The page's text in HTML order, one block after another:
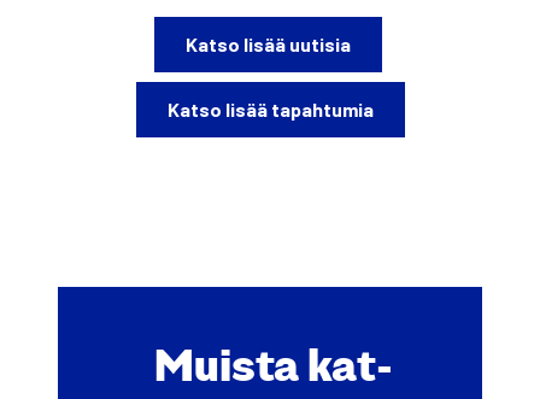
Kat­so lisää uuti­sia
Kat­so lisää tapah­tu­mia
Muis­ta kat­